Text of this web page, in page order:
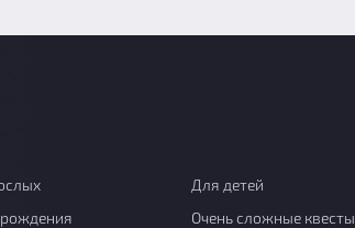
Для детей
Очень сложные квесты